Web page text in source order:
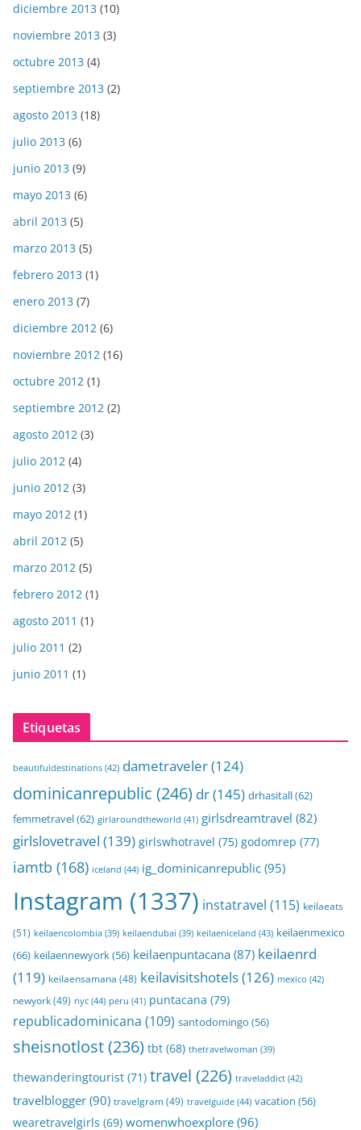
diciembre 2013 (10)
noviembre 2013 (3)
octubre 2013 (4)
septiembre 2013 (2)
agosto 2013 (18)
julio 2013 (6)
junio 2013 (9)
mayo 2013 (6)
abril 2013 (5)
marzo 2013 (5)
febrero 2013 (1)
enero 2013 (7)
diciembre 2012 (6)
noviembre 2012 (16)
octubre 2012 (1)
septiembre 2012 (2)
agosto 2012 (3)
julio 2012 (4)
junio 2012 (3)
mayo 2012 (1)
abril 2012 (5)
marzo 2012 (5)
febrero 2012 (1)
agosto 2011 (1)
julio 2011 (2)
junio 2011 (1)
Etiquetas
beautifuldestinations (42) dametraveler(124)
dominicanrepublic (246) dr(145) drhasitall(62)
femmetravel(62) girlaroundtheworld (41) girlsdreamtravel (82)
girlslovetravel (139) girlswhotravel (75) godomrep (77)
iamtb (168) iceland (44) ig_dominicanrepublic (95)
Instagram (1337) instatravel (115) keilaeats
(51) keilaencolombia (39) keilaendubai (39) keilaeniceland (43) keilaenmexico
(66) keilaennewyork(56) keilaenpuntacana (87) keilaenrd
(119) keilaensamana (48) keilavisitshotels(126) mexico (42)
newyork(49) nyc (44) peru (41) puntacana (79)
republicadominicana (109) santodomingo (56)
sheisnotlost(236) tbt (68) thetravelwoman (39)
thewanderingtourist (71) travel (226) traveladdict (42)
travelblogger (90) travelgram(49) travelguide (44) vacation (56)
wearetravelgirls (69) womenwhoexplore(96)